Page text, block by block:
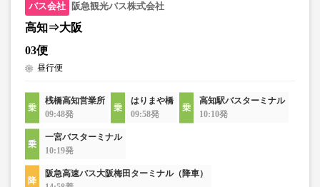
阪急観光バス株式会社
高知⇒大阪
03便
昼行便
桟橋高知営業所
09:48発
はりまや橋
09:58発
高知駅バスターミナル
10:10発
一宮バスターミナル
10:19発
阪急高速バス大阪梅田ターミナル（降車）